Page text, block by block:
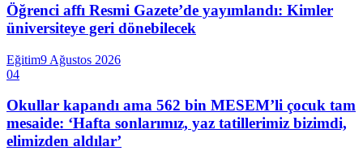
Öğrenci affı Resmi Gazete’de yayımlandı: Kimler
üniversiteye geri dönebilecek
Eğitim9 Ağustos 2026
04
Okullar kapandı ama 562 bin MESEM’li çocuk tam
mesaide: ‘Hafta sonlarımız, yaz tatillerimiz bizimdi,
elimizden aldılar’